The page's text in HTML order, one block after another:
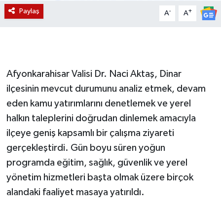
Paylaş A- A+
Afyonkarahisar Valisi Dr. Naci Aktaş, Dinar
ilçesinin mevcut durumunu analiz etmek, devam
eden kamu yatırımlarını denetlemek ve yerel
halkın taleplerini doğrudan dinlemek amacıyla
ilçeye geniş kapsamlı bir çalışma ziyareti
gerçekleştirdi. Gün boyu süren yoğun
programda eğitim, sağlık, güvenlik ve yerel
yönetim hizmetleri başta olmak üzere birçok
alandaki faaliyet masaya yatırıldı.